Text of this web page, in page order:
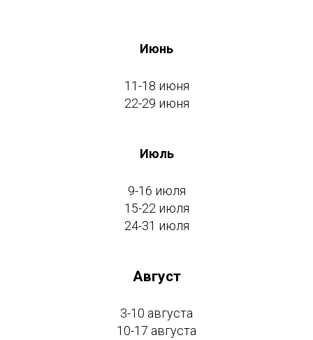
Июнь
11-18 июня
22-29 июня
Июль
9-16 июля
15-22 июля
24-31 июля
Август
3-10 августа
10-17 августа